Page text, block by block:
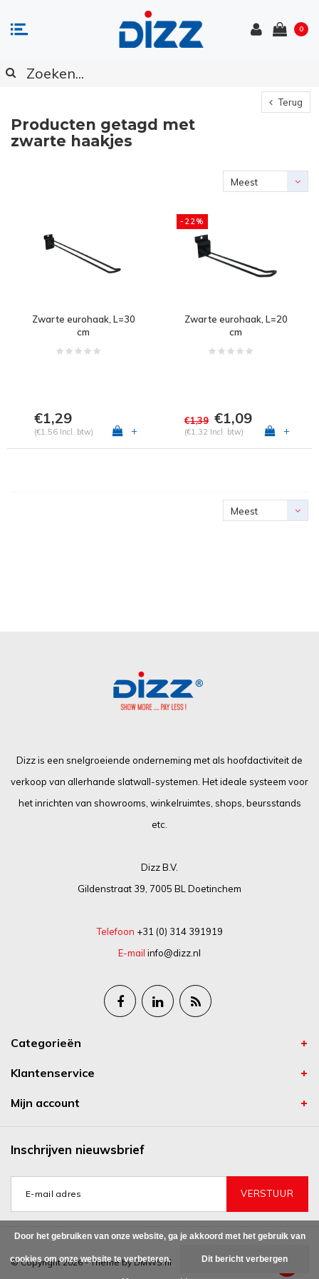
0
Terug
Producten getagd met
zwarte haakjes
Meest
Zwarte eurohaak, L=30
cm
€1,29
(€1,56 Incl. btw) +
-22%
Zwarte eurohaak, L=20
cm
€1,39 €1,09
(€1,32 Incl. btw) +
Meest
Dizz is een snelgroeiende onderneming met als hoofdactiviteit de
verkoop van allerhande slatwall-systemen. Het ideale systeem voor
het inrichten van showrooms, winkelruimtes, shops, beursstands
etc.
Dizz B.V.
Gildenstraat 39, 7005 BL Doetinchem
Telefoon +31 (0) 314 391919
E-mail info@dizz.nl
Categorieën
Klantenservice
Mijn account
Inschrijven nieuwsbrief
VERSTUUR
© Copyright 2026 - Theme byDMWS.nl
Door het gebruiken van onze website, ga je akkoord met het gebruik van
cookies om onze website te verbeteren. Dit bericht verbergen